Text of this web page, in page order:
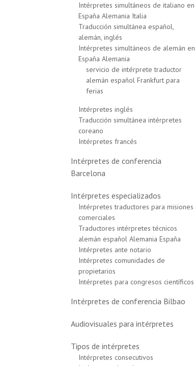
Intérpretes simultáneos de italiano en
España Alemania Italia
Traducción simultánea español,
alemán, inglés
Intérpretes simultáneos de alemán en
España Alemania
servicio de intérprete traductor
alemán español Frankfurt para
ferias
Intérpretes inglés
Traducción simultánea intérpretes
coreano
Intérpretes francés
Intérpretes de conferencia
Barcelona
Intérpretes especializados
Intérpretes traductores para misiones
comerciales
Traductores intérpretes técnicos
alemán español Alemania España
Intérpretes ante notario
Intérpretes comunidades de
propietarios
Intérpretes para congresos científicos
Intérpretes de conferencia Bilbao
Audiovisuales para intérpretes
Tipos de intérpretes
Intérpretes consecutivos